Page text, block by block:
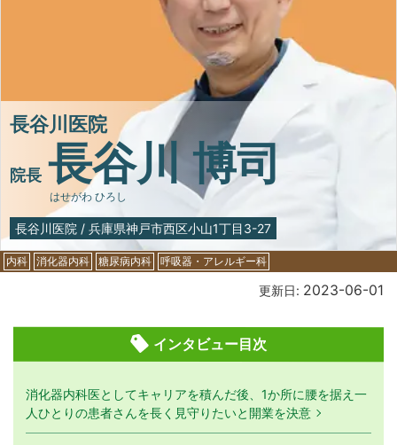
長谷川医院
院長 長谷川 博司
はせがわ ひろし
長谷川医院 / 兵庫県神戸市西区小山1丁目3-27
内科 消化器内科 糖尿病内科 呼吸器・アレルギー科
更新日: 2023-06-01
インタビュー目次
消化器内科医としてキャリアを積んだ後、1か所に腰を据え一
人ひとりの患者さんを長く見守りたいと開業を決意